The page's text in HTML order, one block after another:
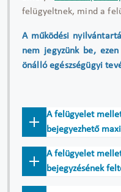
felügyeltnek, mind a
A működési
nem jegyzünk be,
önálló egészségügyi
A felügyelet
bejegyezhető
A felügyelet
bejegyzésének